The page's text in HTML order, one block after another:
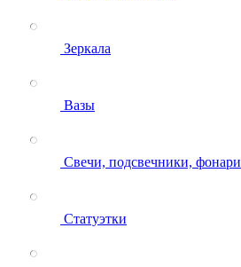
Зеркала
Вазы
Свечи, подсвечники, фонари
Статуэтки